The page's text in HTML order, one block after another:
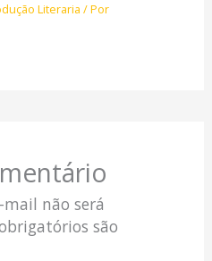
Literaria / Por
mail não será
são